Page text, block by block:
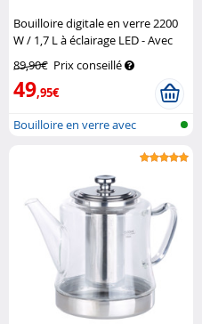
Bouilloire digitale en verre 2200
W / 1,7 L à éclairage LED - Avec
Rosenstein & Söhne
89,90€ Prix conseillé
49,95€
Bouilloire en verre avec